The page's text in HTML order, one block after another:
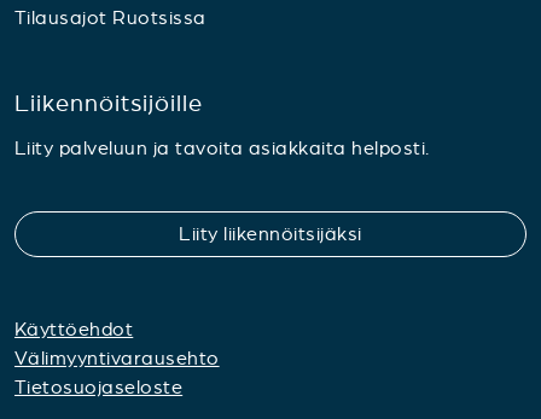
Tilausajot Ruotsissa
Liikennöitsijöille
Liity palveluun ja tavoita asiakkaita helposti.
Liity liikennöitsijäksi
Käyttöehdot
Välimyyntivarausehto
Tietosuojaseloste